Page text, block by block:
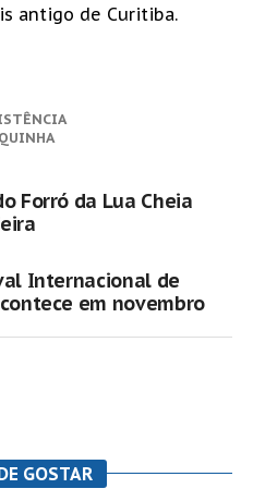
antigo de Curitiba.
Forró da Lua Cheia
Internacional de
em novembro
GOSTAR